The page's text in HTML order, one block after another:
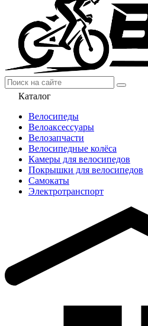
Каталог
Велосипеды
Велоаксессуары
Велозапчасти
Велосипедные колёса
Камеры для велосипедов
Покрышки для велосипедов
Самокаты
Электротранспорт